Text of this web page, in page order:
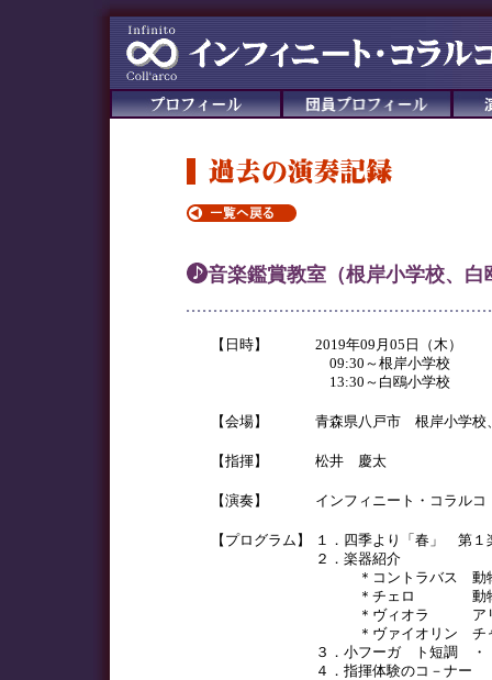
音楽鑑賞教室（根岸小学校、白
【日時】
2019年09月05日（木）
09:30～根岸小学校
13:30～白鴎小学校
【会場】 青森県八戸市 根岸小学校
【指揮】 松井 慶太
【演奏】 インフィニート・コラルコ
【プログラム】
１．四季より「春」 第１
２．楽器紹介
＊コントラバス 動物
＊チェロ 動物の謝
＊ヴィオラ アリーオ
＊ヴァイオリン チャ
３．小フーガ ト短調 ・
４．指揮体験のコ－ナ